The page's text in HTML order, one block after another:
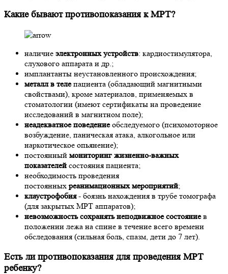
Какие бывают противопоказания к МРТ?
наличие электронных устройств: кардиостимулятора,
слухового аппарата и др.;
имплантанты неустановленного происхождения;
металл в телепациента (обладающий магнитными
свойствами), кроме материалов, применяемых в
стоматологии (имеют сертификаты на проведение
исследований в магнитном поле);
неадекватное поведениеобследуемого (психомоторное
возбуждение, паническая атака, алкогольное или
наркотическое опьянение);
постоянный мониторинг жизненно-важных
показателей состояния пациента;
необходимость проведения
постоянных реанимационных мероприятий;
клаустрофобия- боязнь нахождения в трубе томографа
(для закрытых МРТ аппаратов);
невозможность сохранять неподвижное состояниев
положении лежа на спине в течение всего времени
обследования (сильная боль, спазм, дети до 7 лет).
Есть ли противопоказания для проведения МРТ
ребенку?